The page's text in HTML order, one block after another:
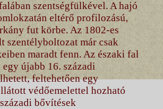
szentségfülkével. A hajó
eltérő profilozású,
fut körbe. Az 1802-es
szentélyboltozat már csak
maradt fenn. Az északi fal
újabb 16. századi
feltehetően egy
védőemelettel hozható
bővítések